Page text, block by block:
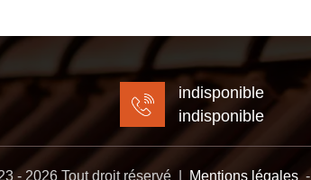
indisponible
indisponible
- 2026 Tout droit réservé | Mentions légales-